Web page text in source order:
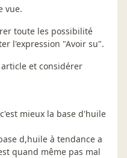
vue.
toute les possibilité
l'expression "Avoir su".
et considérer
mieux la base d'huile
d,huile à tendance a
quand même pas mal